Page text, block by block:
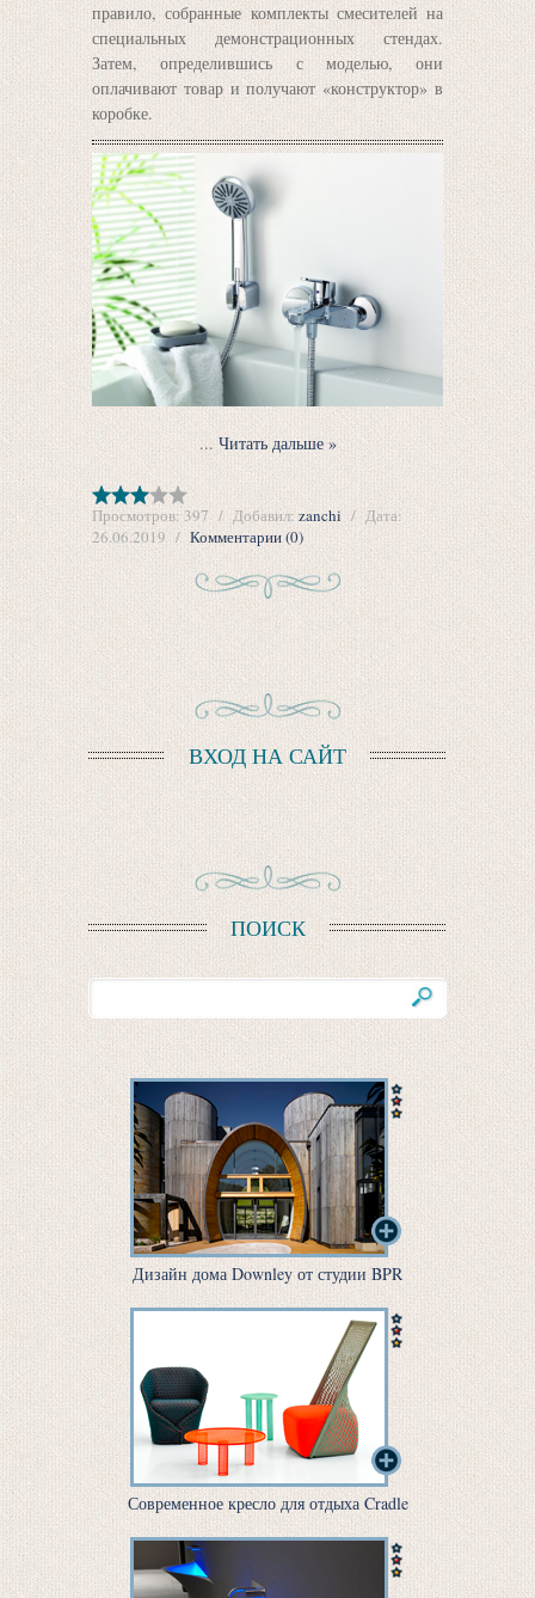
правило, собранные комплекты смесителей на
специальных демонстрационных стендах.
Затем, определившись с моделью, они
оплачивают товар и получают «конструктор» в
коробке.
... Читать дальше »
Просмотров: 397 Добавил: zanchi
Дата:
26.06.2019
Комментарии (0)
ВХОД НА САЙТ
ПОИСК
Дизайн дома Downley от студии BPR
Современное кресло для отдыха Cradle